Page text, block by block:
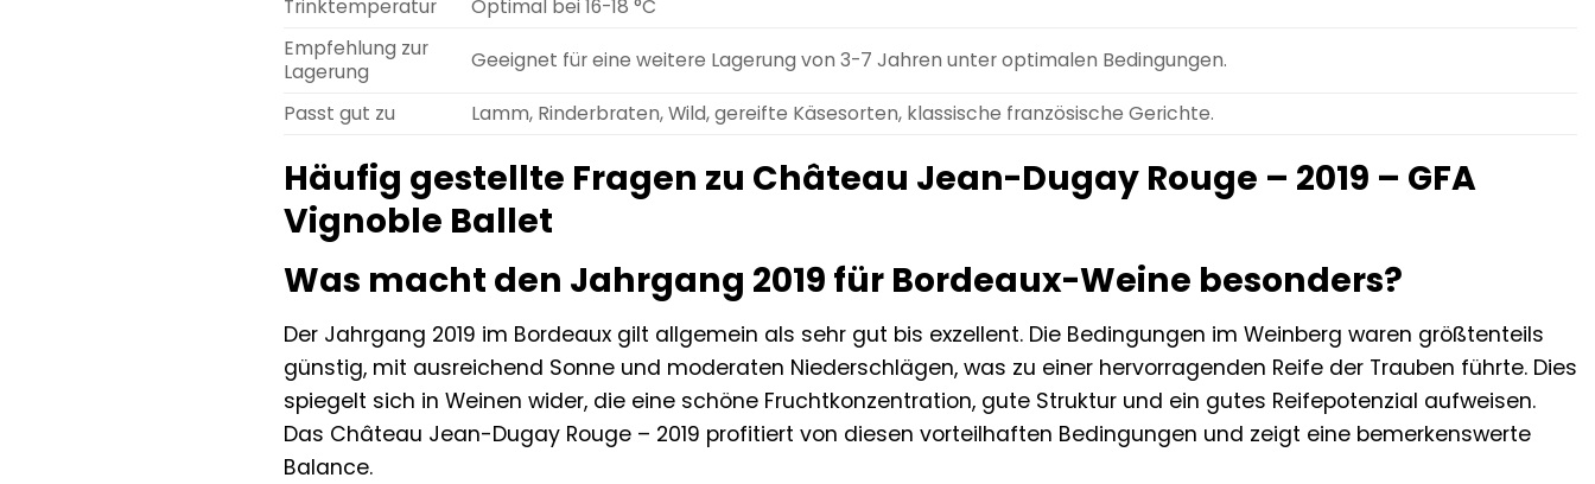
Trinktemperatur
Optimal bei 16-18 °C
Empfehlung zur
Lagerung
Geeignet für eine weitere Lagerung von 3-7 Jahren unter optimalen Bedingungen.
Passt gut zu
Lamm, Rinderbraten, Wild, gereifte Käsesorten, klassische französische Gerichte.
Häufig gestellte Fragen zu Château Jean-Dugay Rouge – 2019 – GFA
Vignoble Ballet
Was macht den Jahrgang 2019 für Bordeaux-Weine besonders?
Der Jahrgang 2019 im Bordeaux gilt allgemein als sehr gut bis exzellent. Die Bedingungen im Weinberg waren größtenteils
günstig, mit ausreichend Sonne und moderaten Niederschlägen, was zu einer hervorragenden Reife der Trauben führte. Dies
spiegelt sich in Weinen wider, die eine schöne Fruchtkonzentration, gute Struktur und ein gutes Reifepotenzial aufweisen.
Das Château Jean-Dugay Rouge – 2019 profitiert von diesen vorteilhaften Bedingungen und zeigt eine bemerkenswerte
Balance.